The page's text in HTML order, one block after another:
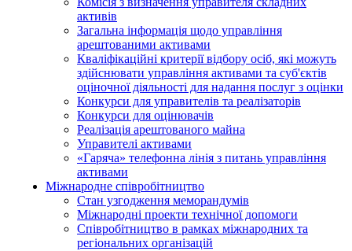
активів
Загальна інформація щодо управління
арештованими активами
Кваліфікаційні критерії відбору осіб, які можуть
здiйснювати управління активами та суб'єктів
оціночної діяльності для надання послуг з оцінки
Конкурси для управителів та реалізаторів
Конкурси для оцінювачів
Реалізація арештованого майна
Управителі активами
«Гаряча» телефонна лінія з питань управління
активами
Міжнародне співробітництво
Стан узгодження меморандумів
Міжнародні проекти технічної допомоги
Співробітництво в рамках міжнародних та
регіональних організацій